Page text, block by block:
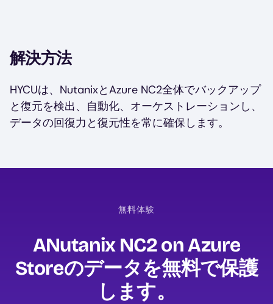
解決方法
HYCUは、NutanixとAzure NC2全体でバックアップ
と復元を検出、自動化、オーケストレーションし、
データの回復力と復元性を常に確保します。
無料体験
ANutanix NC2 on Azure
Storeのデータを無料で保護
します。